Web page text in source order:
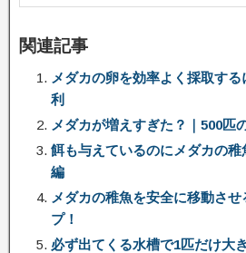
関連記事
メダカの卵を効率よく採取す
利
メダカが増えすぎた？｜500匹
餌も与えているのにメダカの
編
メダカの稚魚を安全に移動さ
プ！
必ず出てくる水槽で1匹だけ大